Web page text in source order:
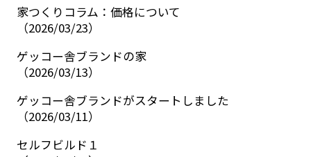
家つくりコラム：価格について
（2026/03/23）
ゲッコー舎ブランドの家
（2026/03/13）
ゲッコー舎ブランドがスタートしました
（2026/03/11）
セルフビルド１